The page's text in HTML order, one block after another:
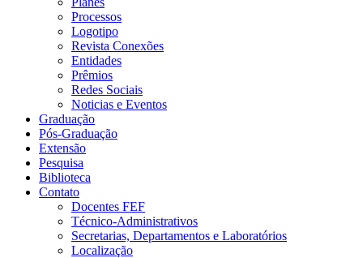
Processos
Logotipo
Revista Conexões
Entidades
Prêmios
Redes Sociais
Noticias e Eventos
Graduação
Pós-Graduação
Extensão
Pesquisa
Biblioteca
Contato
Docentes FEF
Técnico-Administrativos
Secretarias, Departamentos e Laboratórios
Localização